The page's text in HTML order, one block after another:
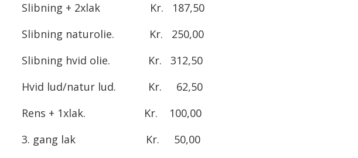
Slibning + 2xlak Kr. 187,50
Slibning naturolie. Kr. 250,00
Slibning hvid olie. Kr. 312,50
Hvid lud/natur lud. Kr. 62,50
Rens + 1xlak. Kr. 100,00
3. gang lak Kr. 50,00